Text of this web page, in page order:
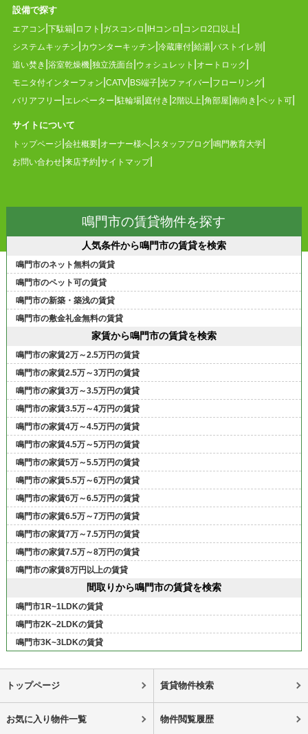
設備で探す
エアコン 下駄箱 ロフト ガスコンロ IHコンロ コンロ2口以上
システムキッチン カウンターキッチン 冷蔵庫付 給湯 バストイレ別
追い焚き 浴室乾燥機 独立洗面台 ウォシュレット オートロック
モニタ付インターフォン CATV BS端子 光ファイバー フローリング
バリアフリー エレベーター 駐輪場 庭付き 2階以上 角部屋 南向き ペット可
サイトについて
トップページ 会社概要 オーナー様へ スタッフブログ 鳴門教育大学
お問い合わせ 来店予約 サイトマップ
鳴門市の賃貸物件を探す
人気条件から鳴門市の賃貸を検索
鳴門市のネット無料の賃貸
鳴門市のペット可の賃貸
鳴門市の新築・築浅の賃貸
鳴門市の敷金礼金無料の賃貸
家賃から鳴門市の賃貸を検索
鳴門市の家賃2万～2.5万円の賃貸
鳴門市の家賃2.5万～3万円の賃貸
鳴門市の家賃3万～3.5万円の賃貸
鳴門市の家賃3.5万～4万円の賃貸
鳴門市の家賃4万～4.5万円の賃貸
鳴門市の家賃4.5万～5万円の賃貸
鳴門市の家賃5万～5.5万円の賃貸
鳴門市の家賃5.5万～6万円の賃貸
鳴門市の家賃6万～6.5万円の賃貸
鳴門市の家賃6.5万～7万円の賃貸
鳴門市の家賃7万～7.5万円の賃貸
鳴門市の家賃7.5万～8万円の賃貸
鳴門市の家賃8万円以上の賃貸
間取りから鳴門市の賃貸を検索
鳴門市1R~1LDKの賃貸
鳴門市2K~2LDKの賃貸
鳴門市3K~3LDKの賃貸
トップページ 賃貸物件検索
お気に入り物件一覧 物件閲覧履歴